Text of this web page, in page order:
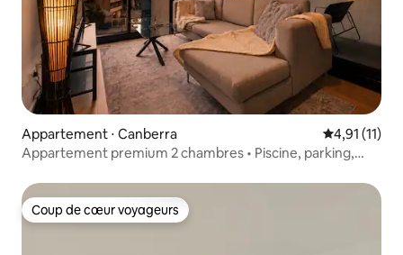
Appartement ⋅ Canberra Évaluation
4,91 (11)
Appartement premium 2 chambres • Piscine, parking,
Coup de cœur voyageurs
Coup de cœur voyageurs